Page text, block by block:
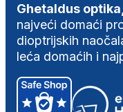
Ghetaldus
najveći domaći
dioptrijskih
leća domaćih i